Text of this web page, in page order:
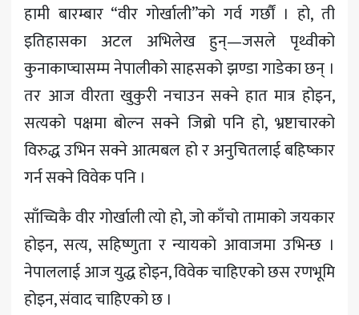
हामी बारम्बार “वीर गोर्खाली”को गर्व गर्छौं । हो, ती
इतिहासका अटल अभिलेख हुन्—जसले पृथ्वीको
कुनाकाप्चासम्म नेपालीको साहसको झण्डा गाडेका छन् ।
तर आज वीरता खुकुरी नचाउन सक्ने हात मात्र होइन,
सत्यको पक्षमा बोल्न सक्ने जिब्रो पनि हो, भ्रष्टाचारको
विरुद्ध उभिन सक्ने आत्मबल हो र अनुचितलाई बहिष्कार
गर्न सक्ने विवेक पनि ।
साँच्चिकै वीर गोर्खाली त्यो हो, जो काँचो तामाको जयकार
होइन, सत्य, सहिष्णुता र न्यायको आवाजमा उभिन्छ ।
नेपाललाई आज युद्ध होइन, विवेक चाहिएको छस रणभूमि
होइन, संवाद चाहिएको छ ।